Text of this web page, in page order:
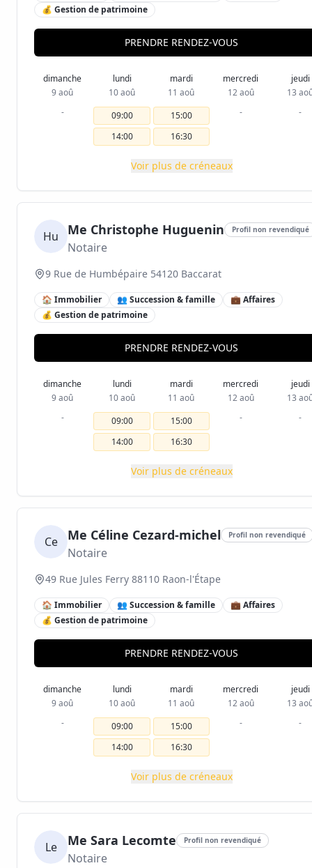
💰 Gestion de patrimoine
PRENDRE RENDEZ-VOUS
dimanche
9 aoû
-
lundi
10 aoû
09:00
14:00
mardi
11 aoû
15:00
16:30
mercredi
12 aoû
-
jeudi
13
-
Voir plus de créneaux
Hu Me Christophe Huguenin Profil non revendiqué
Notaire
9 Rue de Humbépaire 54120 Baccarat
🏠 Immobilier 👥 Succession & famille
💼 Affaires
💰 Gestion de patrimoine
PRENDRE RENDEZ-VOUS
dimanche
9 aoû
-
lundi
10 aoû
09:00
14:00
mardi
11 aoû
15:00
16:30
mercredi
12 aoû
-
jeudi
13
-
Voir plus de créneaux
Ce Me Céline Cezard-michel Profil non revendiqué
Notaire
49 Rue Jules Ferry 88110 Raon-l'Étape
🏠 Immobilier 👥 Succession & famille
💼 Affaires
💰 Gestion de patrimoine
PRENDRE RENDEZ-VOUS
dimanche
9 aoû
-
lundi
10 aoû
09:00
14:00
mardi
11 aoû
15:00
16:30
mercredi
12 aoû
-
jeudi
13
-
Voir plus de créneaux
Le Me Sara Lecomte Profil non revendiqué
Notaire